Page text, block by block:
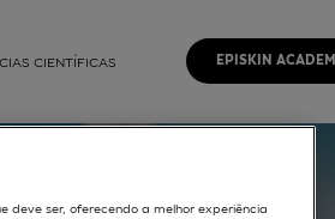
CIENTÍFICAS EPISKIN
deve ser, oferecendo a melhor experiência